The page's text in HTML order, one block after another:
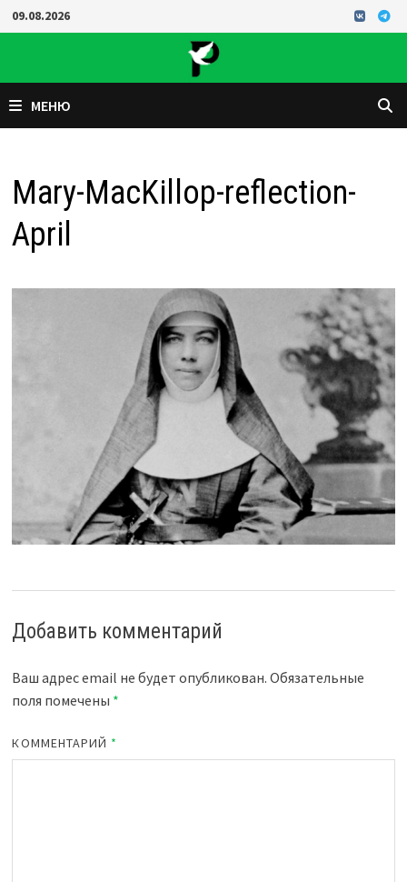
Перейти
к
09.08.2026
МЕНЮ
Mary-MacKillop-reflection-
April
Добавить комментарий
Ваш адрес email не будет опубликован. Обязательные
поля помечены *
КОММЕНТАРИЙ *